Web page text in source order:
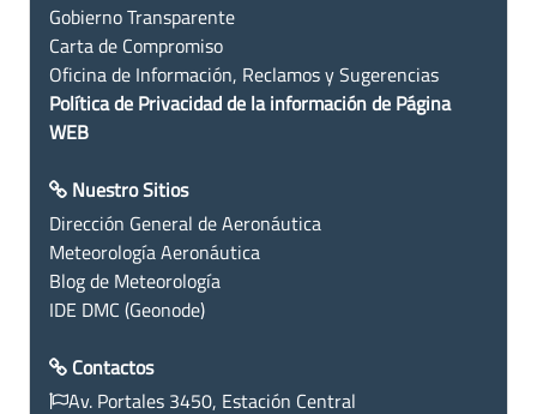
Gobierno Transparente
Carta de Compromiso
Oficina de Información, Reclamos y Sugerencias
Política de Privacidad de la información de Página
WEB
Nuestro Sitios
Dirección General de Aeronáutica
Meteorología Aeronáutica
Blog de Meteorología
IDE DMC (Geonode)
Contactos
Av. Portales 3450, Estación Central